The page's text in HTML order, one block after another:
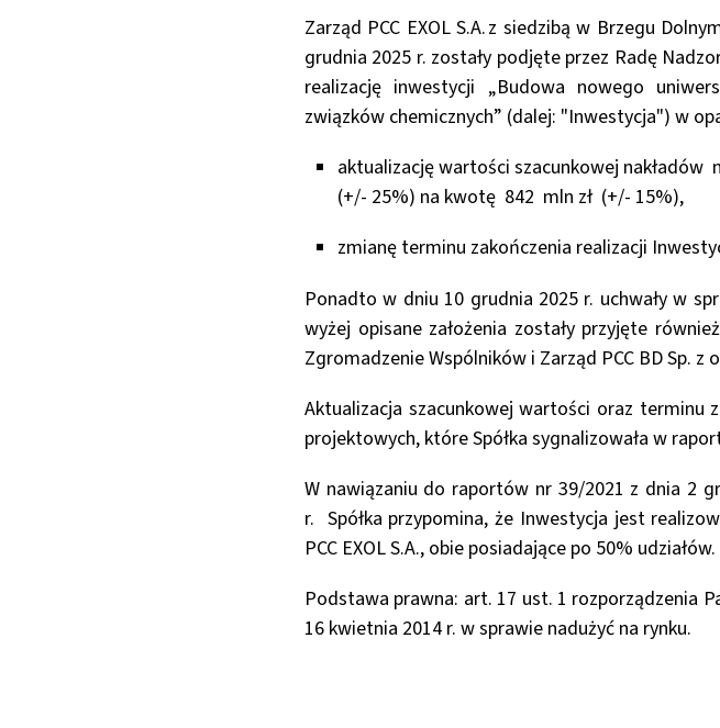
Zarząd PCC EXOL S.A. z siedzibą w Brzegu
grudnia 2025 r. zostały podjęte przez Radę
realizację inwestycji „Budowa nowego
związków chemicznych” (dalej: "Inwestycja") w
aktualizację wartości szacunkowej nakładów
(+/- 25%) na kwotę 842 mln zł (+/- 15%),
zmianę terminu zakończenia realizacji
Ponadto w dniu 10 grudnia 2025 r. uchwały w
wyżej opisane założenia zostały przyjęte
Zgromadzenie Wspólników i Zarząd PCC BD Sp. z
Aktualizacja szacunkowej wartości oraz terminu
projektowych, które Spółka sygnalizowała w
W nawiązaniu do raportów nr 39/2021 z dnia 2
r. Spółka przypomina, że Inwestycja jest
PCC EXOL S.A., obie posiadające po 50% udziałów.
Podstawa prawna: art. 17 ust. 1 rozporządzenia
16 kwietnia 2014 r. w sprawie nadużyć na rynku.